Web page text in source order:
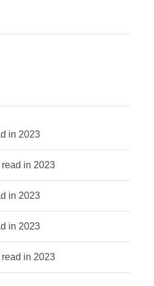
in 2023
read in 2023
in 2023
in 2023
read in 2023